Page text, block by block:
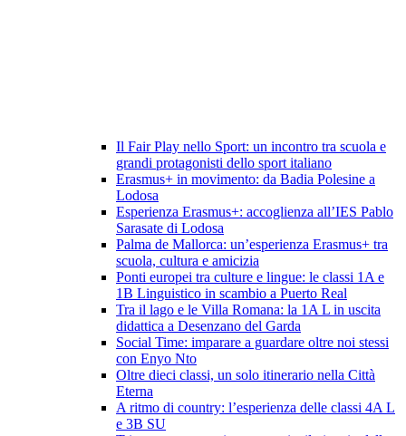
Il Fair Play nello Sport: un incontro tra scuola e
grandi protagonisti dello sport italiano
Erasmus+ in movimento: da Badia Polesine a
Lodosa
Esperienza Erasmus+: accoglienza all’IES Pablo
Sarasate di Lodosa
Palma de Mallorca: un’esperienza Erasmus+ tra
scuola, cultura e amicizia
Ponti europei tra culture e lingue: le classi 1A e
1B Linguistico in scambio a Puerto Real
Tra il lago e le Villa Romana: la 1A L in uscita
didattica a Desenzano del Garda
Social Time: imparare a guardare oltre noi stessi
con Enyo Nto
Oltre dieci classi, un solo itinerario nella Città
Eterna
A ritmo di country: l’esperienza delle classi 4A L
e 3B SU